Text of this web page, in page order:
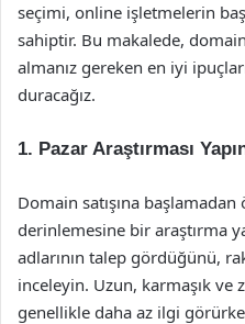
seçimi, online işletmelerin
sahiptir. Bu makalede,
almanız gereken en iyi
duracağız.
1. Pazar Araştırması
Domain satışına
derinlemesine bir araştırma
adlarının talep gördüğünü,
inceleyin. Uzun, karmaşık ve
genellikle daha az ilgi